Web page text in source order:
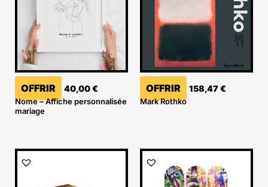
OFFRIR 40,00€
Nome – Affiche personnalisée
mariage
OFFRIR 158,47 €
Mark Rothko